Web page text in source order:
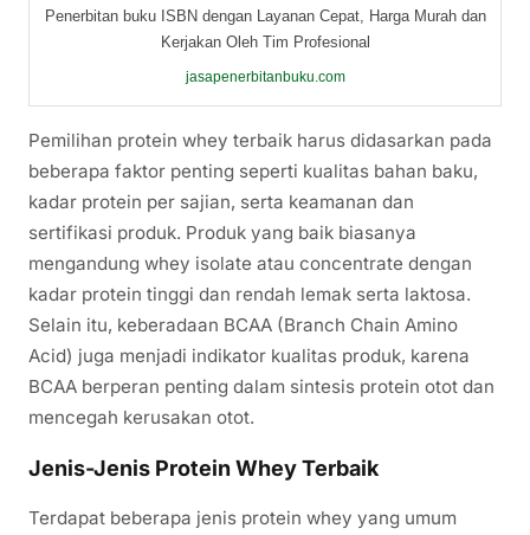
Penerbitan buku ISBN dengan Layanan Cepat, Harga Murah dan
Kerjakan Oleh Tim Profesional
jasapenerbitanbuku.com
Pemilihan protein whey terbaik harus didasarkan pada
beberapa faktor penting seperti kualitas bahan baku,
kadar protein per sajian, serta keamanan dan
sertifikasi produk. Produk yang baik biasanya
mengandung whey isolate atau concentrate dengan
kadar protein tinggi dan rendah lemak serta laktosa.
Selain itu, keberadaan BCAA (Branch Chain Amino
Acid) juga menjadi indikator kualitas produk, karena
BCAA berperan penting dalam sintesis protein otot dan
mencegah kerusakan otot.
Jenis-Jenis Protein Whey Terbaik
Terdapat beberapa jenis protein whey yang umum